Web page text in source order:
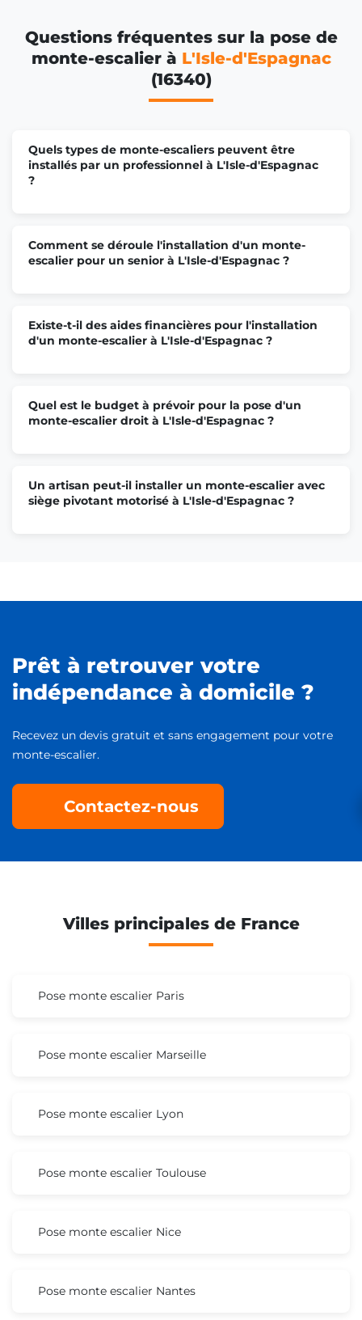
Questions fréquentes sur la pose de
monte-escalier à L'Isle-d'Espagnac
(16340)
Quels types de monte-escaliers peuvent être
installés par un professionnel à L'Isle-d'Espagnac
?
Comment se déroule l'installation d'un monte-
escalier pour un senior à L'Isle-d'Espagnac ?
Existe-t-il des aides financières pour l'installation
d'un monte-escalier à L'Isle-d'Espagnac ?
Quel est le budget à prévoir pour la pose d'un
monte-escalier droit à L'Isle-d'Espagnac ?
Un artisan peut-il installer un monte-escalier avec
siège pivotant motorisé à L'Isle-d'Espagnac ?
Prêt à retrouver votre
indépendance à domicile ?
Recevez un devis gratuit et sans engagement pour votre
monte-escalier.
Contactez-nous
Villes principales de France
Pose monte escalier Paris
Pose monte escalier Marseille
Pose monte escalier Lyon
Pose monte escalier Toulouse
Pose monte escalier Nice
Pose monte escalier Nantes